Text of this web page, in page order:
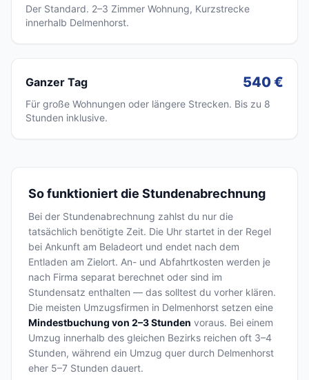
Der Standard. 2–3 Zimmer Wohnung, Kurzstrecke
innerhalb Delmenhorst.
Ganzer Tag 540 €
Für große Wohnungen oder längere Strecken. Bis zu 8
Stunden inklusive.
So funktioniert die Stundenabrechnung
Bei der Stundenabrechnung zahlst du nur die
tatsächlich benötigte Zeit. Die Uhr startet in der Regel
bei Ankunft am Beladeort und endet nach dem
Entladen am Zielort. An- und Abfahrtkosten werden je
nach Firma separat berechnet oder sind im
Stundensatz enthalten — das solltest du vorher klären.
Die meisten Umzugsfirmen in Delmenhorst setzen eine
Mindestbuchung von 2–3 Stunden voraus. Bei einem
Umzug innerhalb des gleichen Bezirks reichen oft 3–4
Stunden, während ein Umzug quer durch Delmenhorst
eher 5–7 Stunden dauert.